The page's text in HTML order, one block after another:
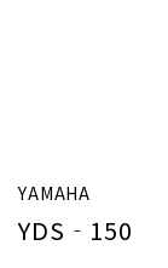
YAMAHA
YDS‐150